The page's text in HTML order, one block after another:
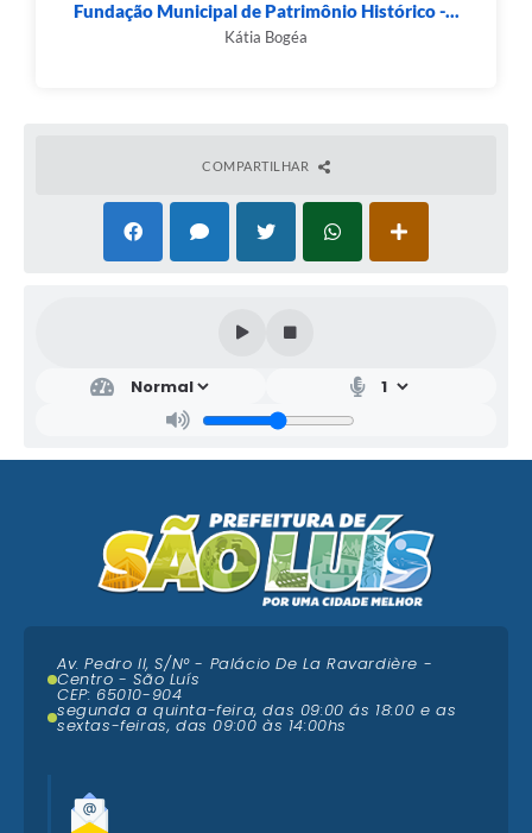
Fundação Municipal de Patrimônio Histórico -...
Kátia Bogéa
COMPARTILHAR
Av. Pedro II, S/N° - Palácio De La Ravardière -
Centro - São Luís
CEP: 65010-904
segunda a quinta-feira, das 09:00 ás 18:00 e as
sextas-feiras, das 09:00 às 14:00hs